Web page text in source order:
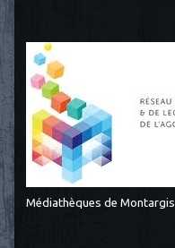
Médiathèques de Montargis